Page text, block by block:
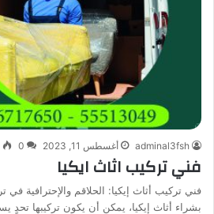
adminal3fsh أغسطس 11, 2023 0
فني تركيب اثاث ايكيا
فني تركيب أثاث إيكيا: الحلاقم والإحترافية
بشراء أثاث إيكيا، يمكن أن يكون تركيبها تحدٍ